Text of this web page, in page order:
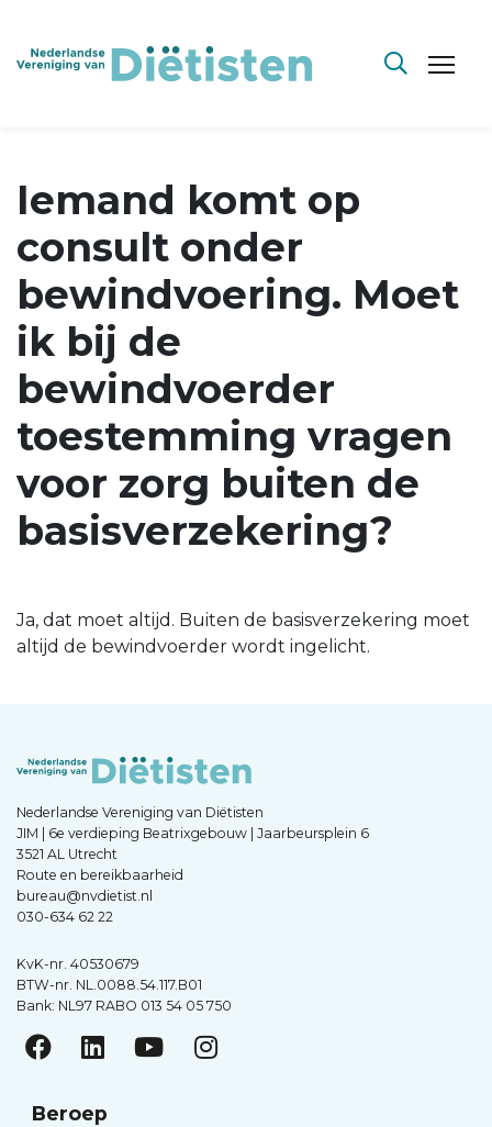
Iemand komt op
consult onder
bewindvoering. Moet
ik bij de
bewindvoerder
toestemming vragen
voor zorg buiten de
basisverzekering?
Ja, dat moet altijd. Buiten de basisverzekering moet
altijd de bewindvoerder wordt ingelicht.
Nederlandse Vereniging van Diëtisten
JIM | 6e verdieping Beatrixgebouw | Jaarbeursplein 6
3521 AL Utrecht
Route en bereikbaarheid
bureau@nvdietist.nl
030-634 62 22
KvK-nr. 40530679
BTW-nr. NL.0088.54.117.B01
Bank: NL97 RABO 013 54 05 750
Beroep